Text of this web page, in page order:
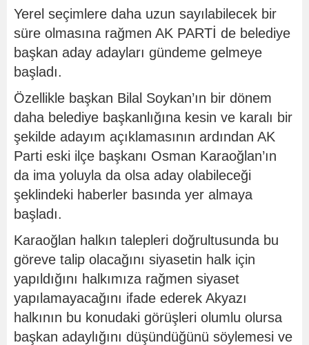
Yerel seçimlere daha uzun sayılabilecek bir
süre olmasına rağmen AK PARTİ de belediye
başkan aday adayları gündeme gelmeye
başladı.
Özellikle başkan Bilal Soykan’ın bir dönem
daha belediye başkanlığına kesin ve karalı bir
şekilde adayım açıklamasının ardından AK
Parti eski ilçe başkanı Osman Karaoğlan’ın
da ima yoluyla da olsa aday olabileceği
şeklindeki haberler basında yer almaya
başladı.
Karaoğlan halkın talepleri doğrultusunda bu
göreve talip olacağını siyasetin halk için
yapıldığını halkımıza rağmen siyaset
yapılamayacağını ifade ederek Akyazı
halkının bu konudaki görüşleri olumlu olursa
başkan adaylığını düşündüğünü söylemesi ve